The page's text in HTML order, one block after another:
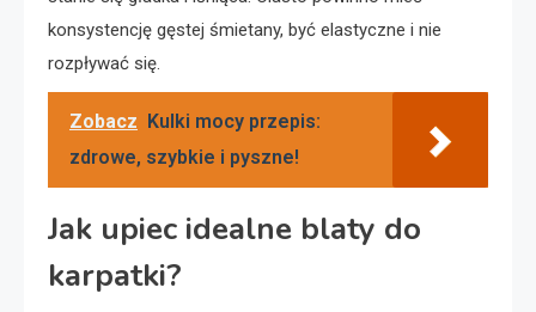
konsystencję gęstej śmietany, być elastyczne i nie
rozpływać się.
Zobacz
Kulki mocy przepis:
zdrowe, szybkie i pyszne!
Jak upiec idealne blaty do
karpatki?